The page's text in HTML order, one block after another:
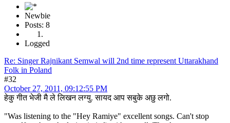
Newbie
Posts: 8
Logged
Re: Singer Rajnikant Semwal will 2nd time represent Uttarakhand
Folk in Poland
#32
October 27, 2011, 09:12:55 PM
हेकु गीत भेजी मै ले लिखन लग्यु. सायद आप सबुके अछु लगो.
"Was listening to the "Hey Ramiye" excellent songs. Can't stop